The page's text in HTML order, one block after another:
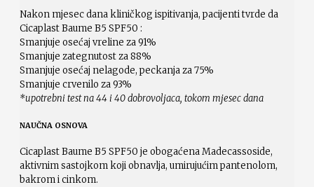
Nakon mjesec dana kliničkog ispitivanja, pacijenti tvrde da
Cicaplast Baume B5 SPF50 :
Smanjuje osećaj vreline za 91%
Smanjuje zategnutost za 88%
Smanjuje osećaj nelagode, peckanja za 75%
Smanjuje crvenilo za 93%
*upotrebni test na 44 i 40 dobrovoljaca, tokom mjesec dana
NAUČNA OSNOVA
Cicaplast Baume B5 SPF50 je obogaćena Madecassoside,
aktivnim sastojkom koji obnavlja, umirujućim pantenolom,
bakrom i cinkom.